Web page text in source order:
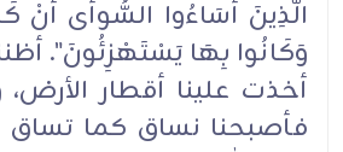
الَّذِينَ أَسَاءُوا السُّوأَى أَنْ
وَكَانُوا بِهَا يَسْتَهْزِئُونَ".
أخذت علينا أقطار الأرض،
فأصبحنا نساق كما تساق